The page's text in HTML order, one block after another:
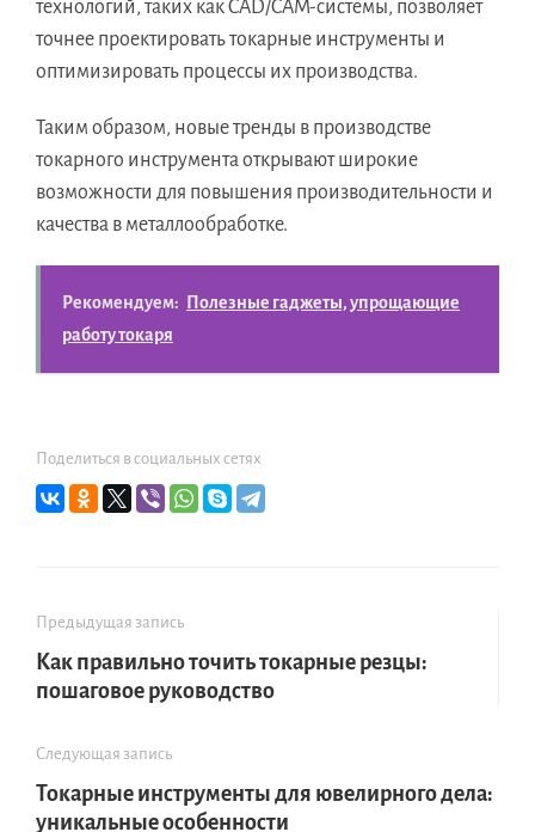
технологий, таких как CAD/CAM-системы, позволяет
точнее проектировать токарные инструменты и
оптимизировать процессы их производства.
Таким образом, новые тренды в производстве
токарного инструмента открывают широкие
возможности для повышения производительности и
качества в металлообработке.
Рекомендуем:
Полезные гаджеты, упрощающие
работу токаря
Поделиться в социальных сетях
Предыдущая запись
Как правильно точить токарные резцы:
пошаговое руководство
Следующая запись
Токарные инструменты для ювелирного дела:
уникальные особенности